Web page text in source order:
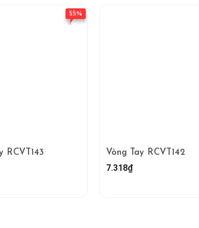
55%
RCVT143 Vòng Tay RCVT142
7.318₫